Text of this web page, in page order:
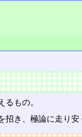
もの。
き、極論に走り